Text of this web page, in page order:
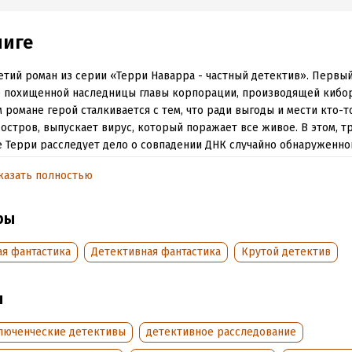
роман из серии «Терри Наварра - частный детектив».
похищенной наследницы главы корпорации, производящей
романе герой сталкивается с тем, что ради выгоды и мести кто-
выпускает вирус, который поражает все живое. В этом,
Терри расследует дело о совпадении ДНК случайно
деревню на берегу, прошло десять лет. Вода схлынула, и
что это ее бывший муж, который исчез десять лет назад.
Терри соглашается установить личность неизвестного.
что в городе живет человек, у которого ДНК совпадает с ДНК
тайну, несмотря на то, что кто-то опережает его и убирает
информация
полностью
фантастика Детективная фантастика Крутой детектив
детективы
детективное расследование